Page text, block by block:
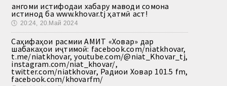
Ҳангоми истифодаи хабару маводи сомона
истинод ба www.khovar.tj ҳатмӣ аст!
🕔 20:24, 20.Май 2024
Саҳифаҳои расмии АМИТ «Ховар» дар
шабакаҳои иҷтимоӣ: facebook.com/niatkhovar,
t.me/niatkhovar, youtube.com/@niat_Khovar_tj,
instagram.com/niat_khovar/,
twitter.com/niatkhovar, Радиои Ховар 101.5 fm,
facebook.com/khovarfm/